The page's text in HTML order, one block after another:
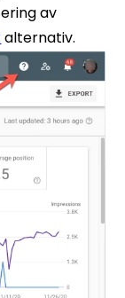
av
alternativ.